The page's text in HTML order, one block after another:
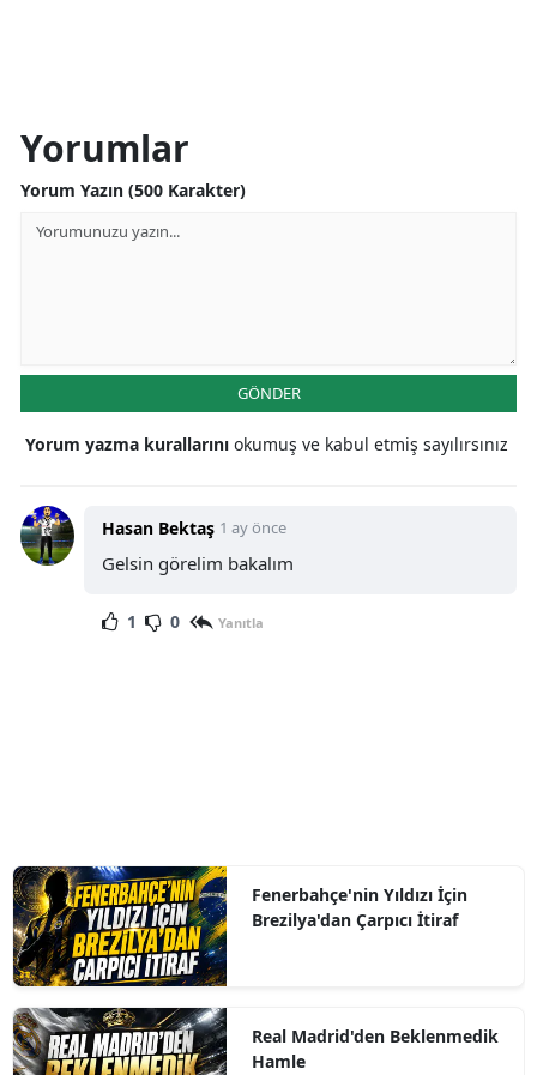
Yorumlar
Yorum Yazın (500 Karakter)
GÖNDER
Yorum yazma kurallarını okumuş ve kabul etmiş sayılırsınız
Hasan Bektaş 1 ay önce
Gelsin görelim bakalım
1 0 Yanıtla
Fenerbahçe'nin Yıldızı İçin
Brezilya'dan Çarpıcı İtiraf
Real Madrid'den Beklenmedik
Hamle